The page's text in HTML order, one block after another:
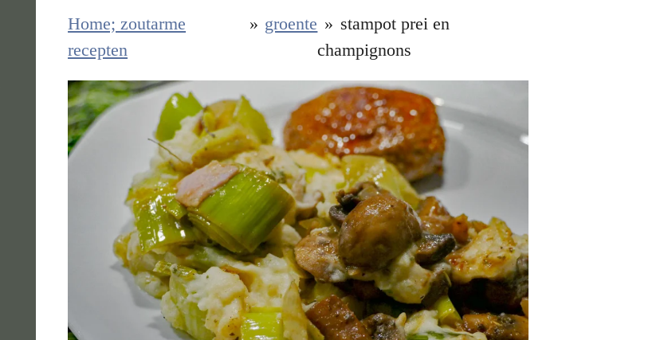
Home; zoutarme
recepten
» groente » stampot prei en
champignons